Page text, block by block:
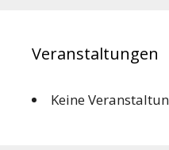
Veranstaltungen
Keine